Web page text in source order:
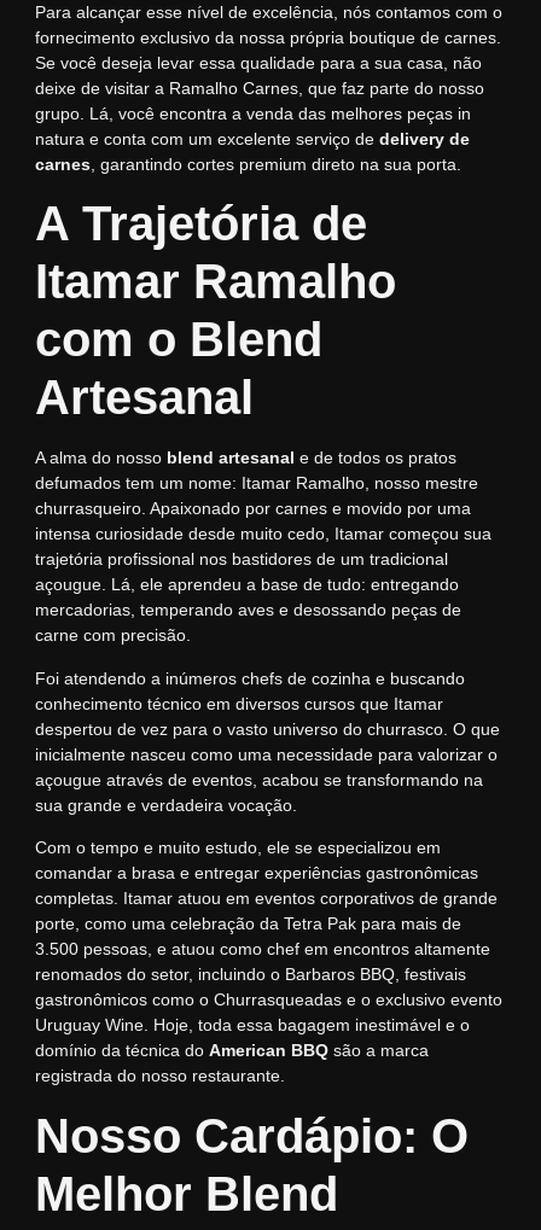
Para alcançar esse nível de excelência, nós contamos com o
fornecimento exclusivo da nossa própria boutique de carnes.
Se você deseja levar essa qualidade para a sua casa, não
deixe de visitar a Ramalho Carnes, que faz parte do nosso
grupo. Lá, você encontra a venda das melhores peças in
natura e conta com um excelente serviço de delivery de
carnes, garantindo cortes premium direto na sua porta.
A Trajetória de
Itamar Ramalho
com o Blend
Artesanal
A alma do nosso blend artesanal e de todos os pratos
defumados tem um nome: Itamar Ramalho, nosso mestre
churrasqueiro. Apaixonado por carnes e movido por uma
intensa curiosidade desde muito cedo, Itamar começou sua
trajetória profissional nos bastidores de um tradicional
açougue. Lá, ele aprendeu a base de tudo: entregando
mercadorias, temperando aves e desossando peças de
carne com precisão.
Foi atendendo a inúmeros chefs de cozinha e buscando
conhecimento técnico em diversos cursos que Itamar
despertou de vez para o vasto universo do churrasco. O que
inicialmente nasceu como uma necessidade para valorizar o
açougue através de eventos, acabou se transformando na
sua grande e verdadeira vocação.
Com o tempo e muito estudo, ele se especializou em
comandar a brasa e entregar experiências gastronômicas
completas. Itamar atuou em eventos corporativos de grande
porte, como uma celebração da Tetra Pak para mais de
3.500 pessoas, e atuou como chef em encontros altamente
renomados do setor, incluindo o Barbaros BBQ, festivais
gastronômicos como o Churrasqueadas e o exclusivo evento
Uruguay Wine. Hoje, toda essa bagagem inestimável e o
domínio da técnica do American BBQsão a marca
registrada do nosso restaurante.
Nosso Cardápio: O
Melhor Blend